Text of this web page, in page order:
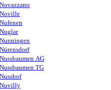
Novazzano
Noville
Nufenen
Nuglar
Nunningen
Nürensdorf
Nussbaumen AG
Nussbaumen TG
Nusshof
Nuvilly